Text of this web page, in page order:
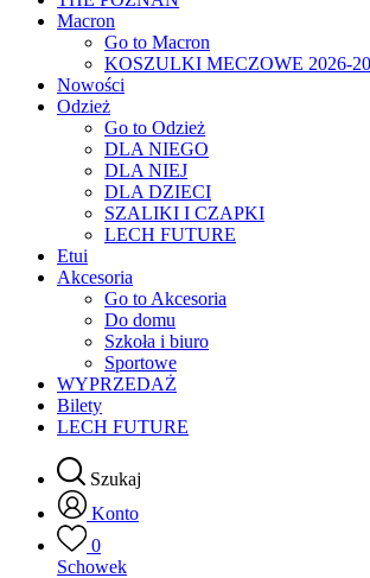
Macron
Go to Macron
KOSZULKI MECZOWE 2026-
Nowości
Odzież
Go to Odzież
DLA NIEGO
DLA NIEJ
DLA DZIECI
SZALIKI I CZAPKI
LECH FUTURE
Etui
Akcesoria
Go to Akcesoria
Do domu
Szkoła i biuro
Sportowe
WYPRZEDAŻ
Bilety
LECH FUTURE
Szukaj
Konto
0
Schowek